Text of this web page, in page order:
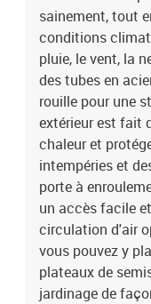
sainement, tout
conditions
pluie, le vent, la
des tubes en
rouille pour une
extérieur est fait
chaleur et
intempéries et
porte à
un accès facile
circulation d'air
vous pouvez y
plateaux de
jardinage de